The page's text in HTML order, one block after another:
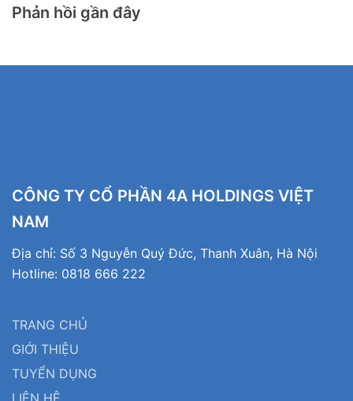
Phản hồi gần đây
CÔNG TY CỔ PHẦN 4A HOLDINGS VIỆT
NAM
Địa chỉ: Số 3 Nguyễn Quý Đức, Thanh Xuân, Hà Nội
Hotline: 0818 666 222
TRANG CHỦ
GIỚI THIỆU
TUYỂN DỤNG